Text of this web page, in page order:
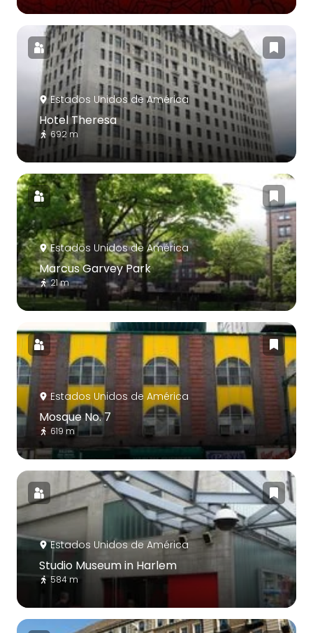
Estados Unidos de América
Hotel Theresa
692 m
Estados Unidos de América
Marcus Garvey Park
21 m
Estados Unidos de América
Mosque No. 7
619 m
Estados Unidos de América
Studio Museum in Harlem
584 m